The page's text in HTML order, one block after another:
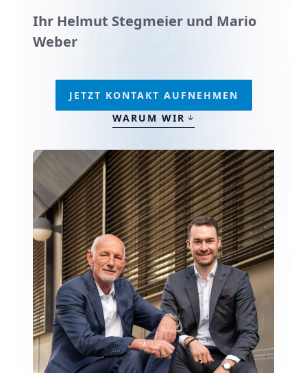
Ihr Helmut Stegmeier und Mario
Weber
JETZT KONTAKT AUFNEHMEN
WARUM WIR